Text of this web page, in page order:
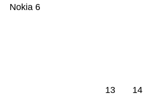
Nokia 6
13 14